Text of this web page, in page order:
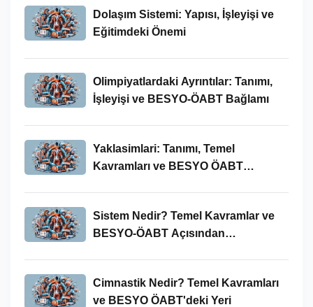
Dolaşım Sistemi: Yapısı, İşleyişi ve
Eğitimdeki Önemi
Olimpiyatlardaki Ayrıntılar: Tanımı,
İşleyişi ve BESYO-ÖABT Bağlamı
Yaklasimlari: Tanımı, Temel
Kavramları ve BESYO ÖABT
Sistem Nedir? Temel Kavramlar ve
BESYO-ÖABT Açısından
Cimnastik Nedir? Temel Kavramları
ve BESYO ÖABT'deki Yeri